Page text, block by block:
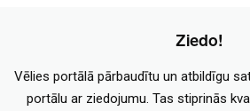
Ziedo!
Vēlies portālā pārbaudītu un atbildīgu
portālu ar ziedojumu. Tas stiprinās